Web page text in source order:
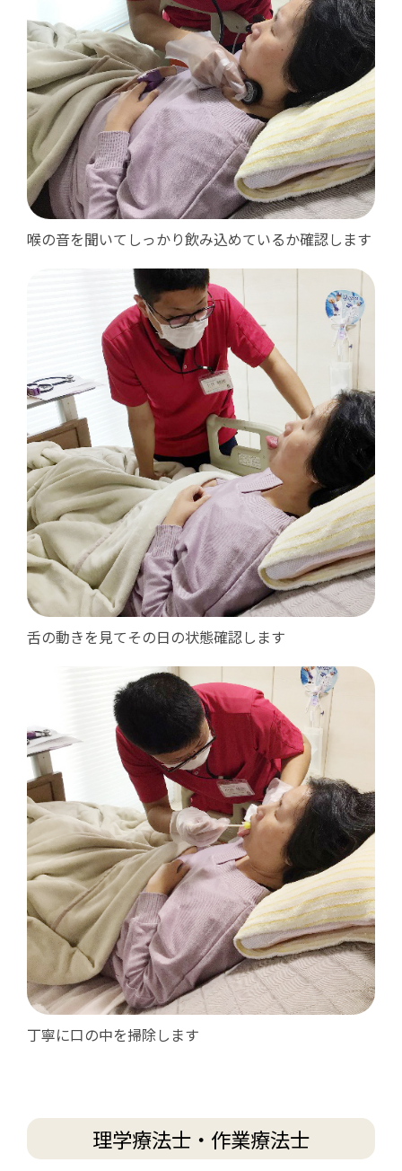
喉の音を聞いてしっかり飲み込めているか確認します
舌の動きを見てその日の状態確認します
丁寧に口の中を掃除します
理学療法士・作業療法士